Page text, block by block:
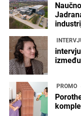
PROMO